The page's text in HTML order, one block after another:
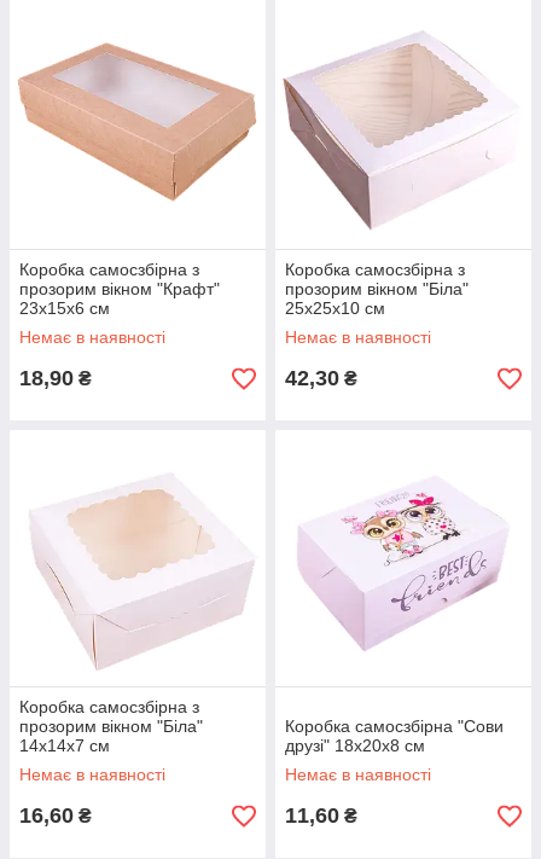
Коробка самосзбірна з
прозорим вікном "Крафт"
23х15х6 см
Немає в наявності
18,90 ₴
Коробка самосзбірна з
прозорим вікном "Біла"
25х25х10 см
Немає в наявності
42,30 ₴
Коробка самосзбірна з
прозорим вікном "Біла"
14х14х7 см
Немає в наявності
16,60 ₴
Коробка самосзбірна "Сови
друзі" 18х20х8 см
Немає в наявності
11,60 ₴